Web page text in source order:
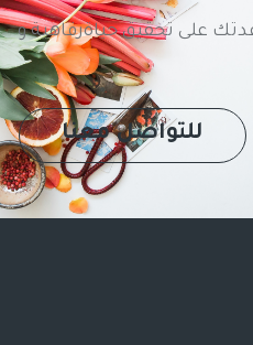
على تحقيق حياةرفاهية و
للتواصل معنا